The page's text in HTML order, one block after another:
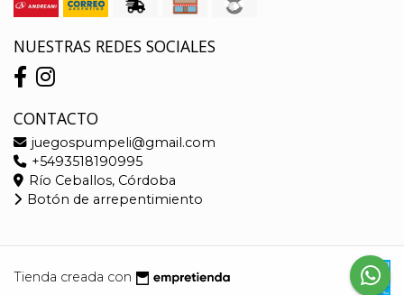
NUESTRAS REDES SOCIALES
CONTACTO
juegospumpeli@gmail.com
+5493518190995
Río Ceballos, Córdoba
Botón de arrepentimiento
Tienda creada con